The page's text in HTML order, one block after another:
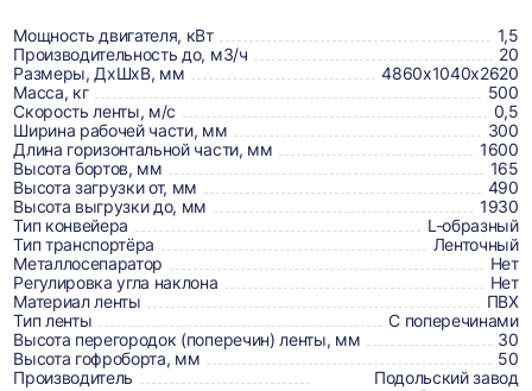
о
товаре,
доставке,
отзывах
и
сертификаты
Мощность двигателя, кВт
1,5
Производительность до, м3/ч
20
Размеры, ДхШхВ, мм
4860х1040х2620
Масса, кг
500
Скорость ленты, м/с
0,5
Ширина рабочей части, мм
300
Длина горизонтальной части, мм
1600
Высота бортов, мм
165
Высота загрузки от, мм
490
Высота выгрузки до, мм
1930
Тип конвейера
L-образный
Тип транспортёра
Ленточный
Металлосепаратор
Нет
Регулировка угла наклона
Нет
Материал ленты
ПВХ
Тип ленты
С поперечинами
Высота перегородок (поперечин) ленты, мм
30
Высота гофроборта, мм
50
Производитель
Подольский завод